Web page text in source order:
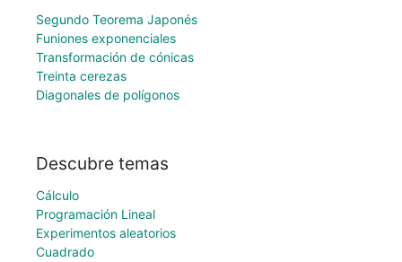
Segundo Teorema Japonés
Funiones exponenciales
Transformación de cónicas
Treinta cerezas
Diagonales de polígonos
Descubre temas
Cálculo
Programación Lineal
Experimentos aleatorios
Cuadrado